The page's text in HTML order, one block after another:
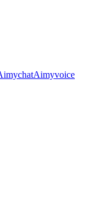
Aimyvoice